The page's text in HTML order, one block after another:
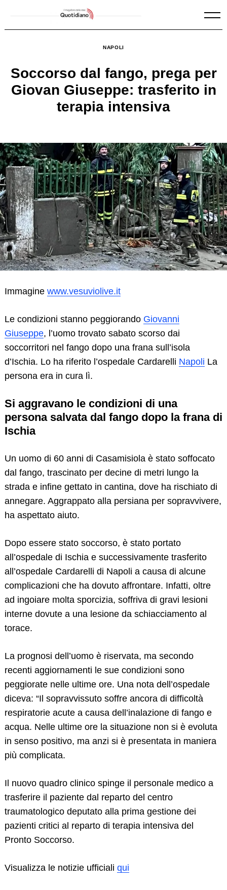
NAPOLI
Soccorso dal fango, prega per
Giovan Giuseppe: trasferito in
terapia intensiva
Immagine www.vesuviolive.it
Le condizioni stanno peggiorando Giovanni
Giuseppe, l’uomo trovato sabato scorso dai
soccorritori nel fango dopo una frana sull’isola
d’Ischia. Lo ha riferito l’ospedale Cardarelli Napoli La
persona era in cura lì.
Si aggravano le condizioni di una
persona salvata dal fango dopo la frana di
Ischia
Un uomo di 60 anni di Casamisiola è stato soffocato
dal fango, trascinato per decine di metri lungo la
strada e infine gettato in cantina, dove ha rischiato di
annegare. Aggrappato alla persiana per sopravvivere,
ha aspettato aiuto.
Dopo essere stato soccorso, è stato portato
all’ospedale di Ischia e successivamente trasferito
all’ospedale Cardarelli di Napoli a causa di alcune
complicazioni che ha dovuto affrontare. Infatti, oltre
ad ingoiare molta sporcizia, soffriva di gravi lesioni
interne dovute a una lesione da schiacciamento al
torace.
La prognosi dell’uomo è riservata, ma secondo
recenti aggiornamenti le sue condizioni sono
peggiorate nelle ultime ore. Una nota dell’ospedale
diceva: “Il sopravvissuto soffre ancora di difficoltà
respiratorie acute a causa dell’inalazione di fango e
acqua. Nelle ultime ore la situazione non si è evoluta
in senso positivo, ma anzi si è presentata in maniera
più complicata.
Il nuovo quadro clinico spinge il personale medico a
trasferire il paziente dal reparto del centro
traumatologico deputato alla prima gestione dei
pazienti critici al reparto di terapia intensiva del
Pronto Soccorso.
Visualizza le notizie ufficiali qui
for: